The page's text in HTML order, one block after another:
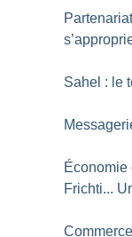
Sahel : le
Économie
Frichti...